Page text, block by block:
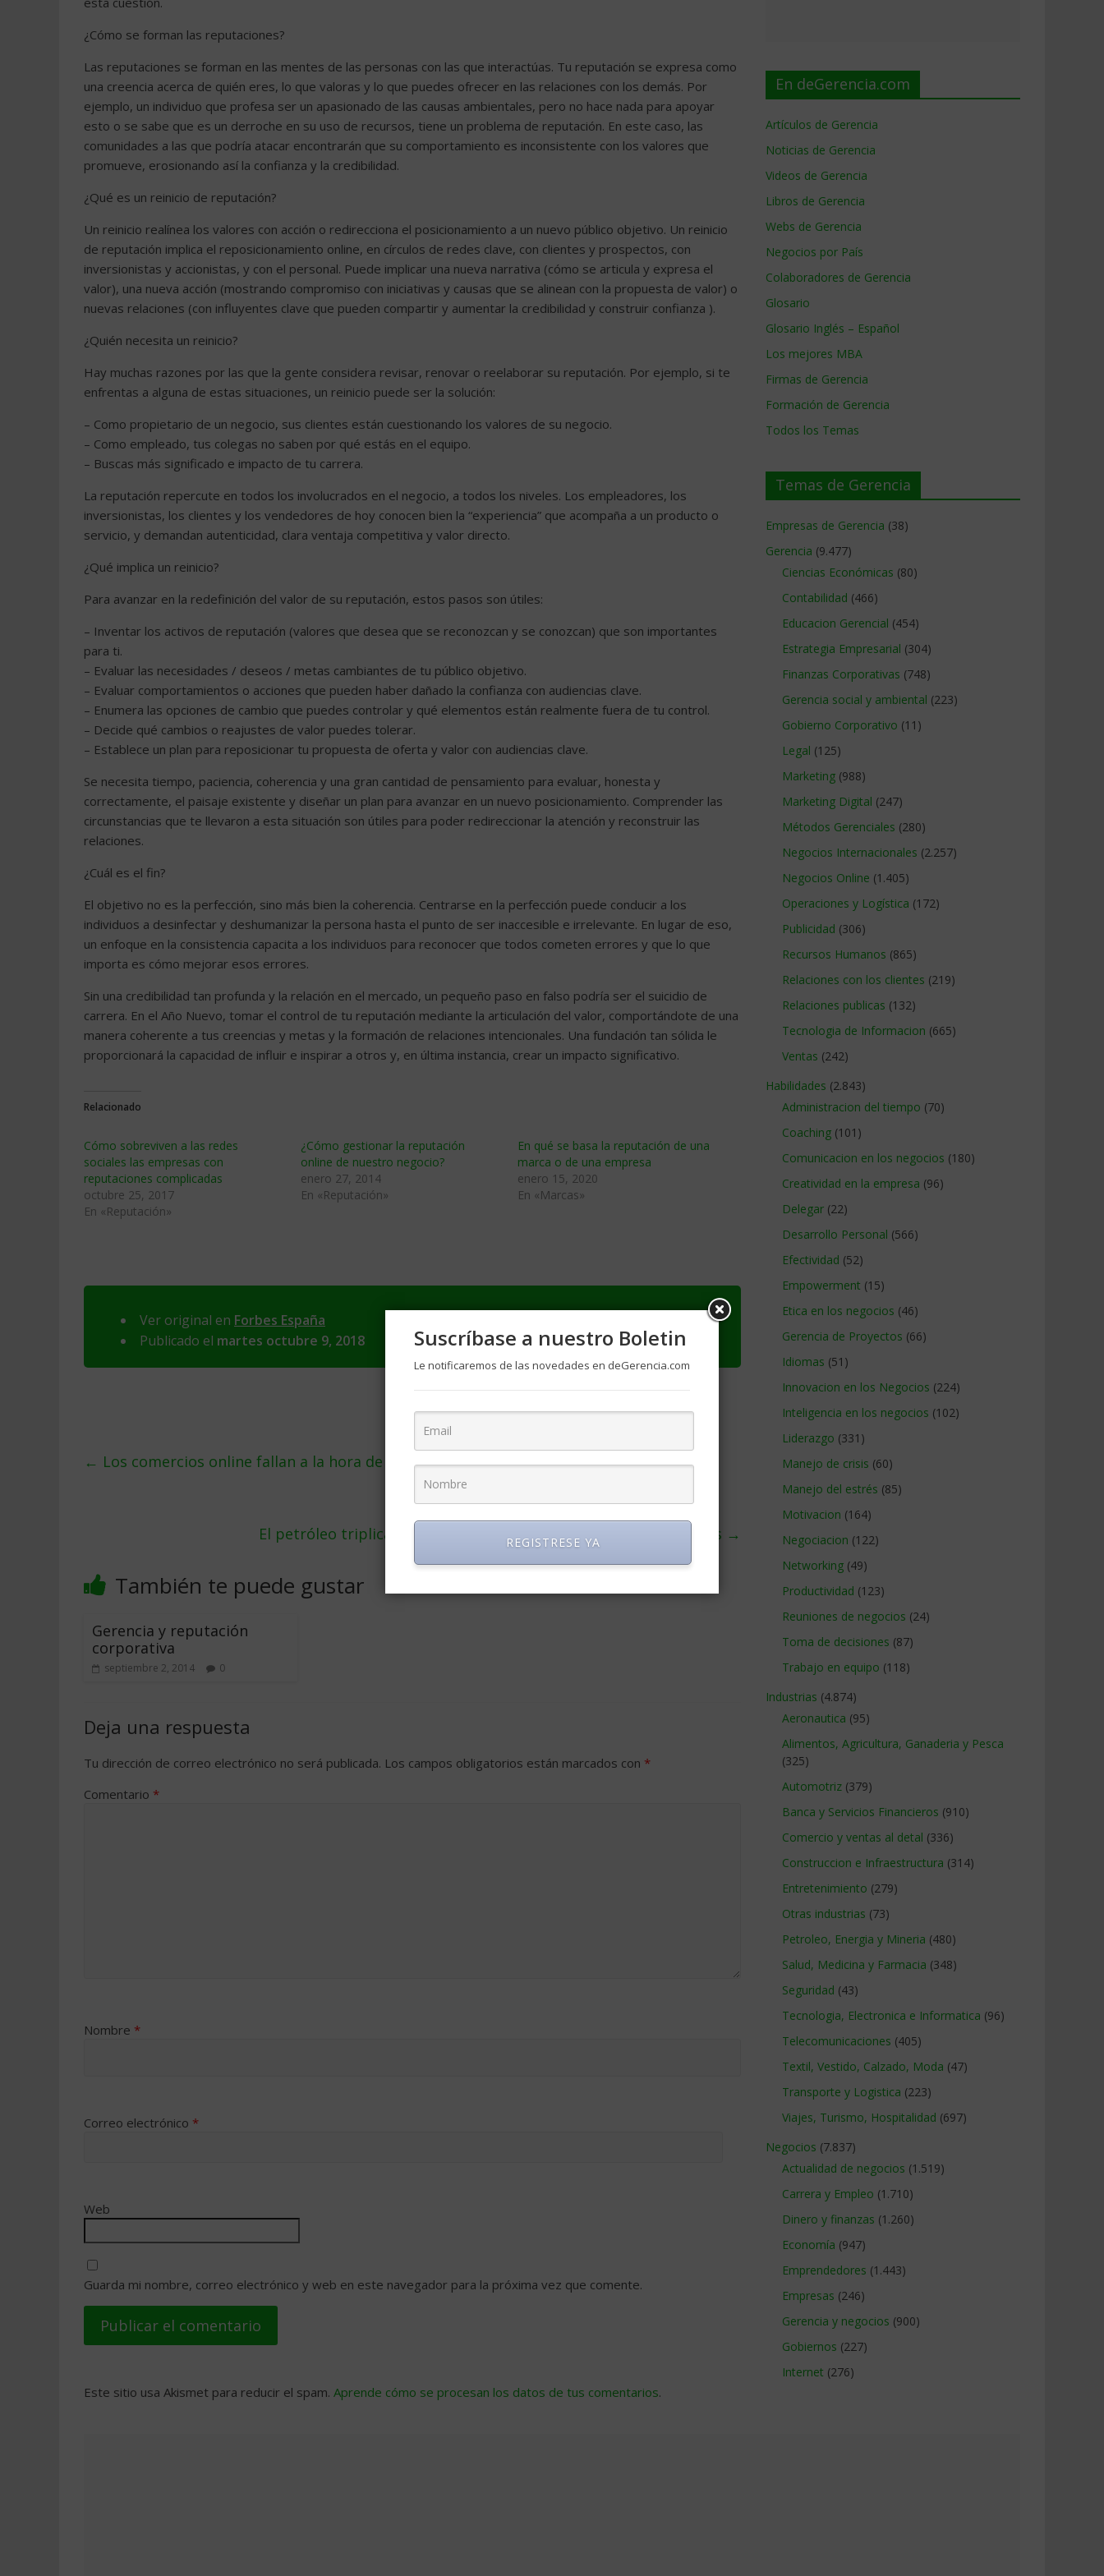
¿Cómo se forman las reputaciones?
Las reputaciones se forman en las mentes de las personas con las que interactúas. Tu reputación se expresa como
una creencia acerca de quién eres, lo que valoras y lo que puedes ofrecer en las relaciones con los demás. Por
ejemplo, un individuo que profesa ser un apasionado de las causas ambientales, pero no hace nada para apoyar
esto o se sabe que es un derroche en su uso de recursos, tiene un problema de reputación. En este caso, las
comunidades a las que podría atacar encontrarán que su comportamiento es inconsistente con los valores que
promueve, erosionando así la confianza y la credibilidad.
¿Qué es un reinicio de reputación?
Un reinicio realínea los valores con acción o redirecciona el posicionamiento a un nuevo público objetivo. Un reinicio
de reputación implica el reposicionamiento online, en círculos de redes clave, con clientes y prospectos, con
inversionistas y accionistas, y con el personal. Puede implicar una nueva narrativa (cómo se articula y expresa el
valor), una nueva acción (mostrando compromiso con iniciativas y causas que se alinean con la propuesta de valor) o
nuevas relaciones (con influyentes clave que pueden compartir y aumentar la credibilidad y construir confianza ).
¿Quién necesita un reinicio?
Hay muchas razones por las que la gente considera revisar, renovar o reelaborar su reputación. Por ejemplo, si te
enfrentas a alguna de estas situaciones, un reinicio puede ser la solución:
– Como propietario de un negocio, sus clientes están cuestionando los valores de su negocio.
– Como empleado, tus colegas no saben por qué estás en el equipo.
– Buscas más significado e impacto de tu carrera.
La reputación repercute en todos los involucrados en el negocio, a todos los niveles. Los empleadores, los
inversionistas, los clientes y los vendedores de hoy conocen bien la “experiencia” que acompaña a un producto o
servicio, y demandan autenticidad, clara ventaja competitiva y valor directo.
¿Qué implica un reinicio?
Para avanzar en la redefinición del valor de su reputación, estos pasos son útiles:
– Inventar los activos de reputación (valores que desea que se reconozcan y se conozcan) que son importantes
para ti.
– Evaluar las necesidades / deseos / metas cambiantes de tu público objetivo.
– Evaluar comportamientos o acciones que pueden haber dañado la confianza con audiencias clave.
– Enumera las opciones de cambio que puedes controlar y qué elementos están realmente fuera de tu control.
– Decide qué cambios o reajustes de valor puedes tolerar.
– Establece un plan para reposicionar tu propuesta de oferta y valor con audiencias clave.
Se necesita tiempo, paciencia, coherencia y una gran cantidad de pensamiento para evaluar, honesta y
correctamente, el paisaje existente y diseñar un plan para avanzar en un nuevo posicionamiento. Comprender las
circunstancias que te llevaron a esta situación son útiles para poder redireccionar la atención y reconstruir las
relaciones.
¿Cuál es el fin?
El objetivo no es la perfección, sino más bien la coherencia. Centrarse en la perfección puede conducir a los
individuos a desinfectar y deshumanizar la persona hasta el punto de ser inaccesible e irrelevante. En lugar de eso,
un enfoque en la consistencia capacita a los individuos para reconocer que todos cometen errores y que lo que
importa es cómo mejorar esos errores.
Sin una credibilidad tan profunda y la relación en el mercado, un pequeño paso en falso podría ser el suicidio de
carrera. En el Año Nuevo, tomar el control de tu reputación mediante la articulación del valor, comportándote de una
manera coherente a tus creencias y metas y la formación de relaciones intencionales. Una fundación tan sólida le
proporcionará la capacidad de influir e inspirar a otros y, en última instancia, crear un impacto significativo.
Relacionado
Cómo sobreviven a las redes
sociales las empresas con
reputaciones complicadas
octubre 25, 2017
En «Reputación»
¿Cómo gestionar la reputación
online de nuestro negocio?
enero 27, 2014
En «Reputación»
En qué se basa la reputación de una
marca o de una empresa
enero 15, 2020
En «Marcas»
Ver original en Forbes España
Publicado el martes octubre 9, 2018
← Los comercios online fallan a la hora de analizar las preferencias de los clientes
El petróleo triplica su precio en 3 años y apunta a los 100 dólares →
También te puede gustar
Gerencia y reputación
corporativa
septiembre 2, 2014 0
Deja una respuesta
Tu dirección de correo electrónico no será publicada. Los campos obligatorios están marcados con *
Comentario *
Nombre *
Correo electrónico *
Web
Guarda mi nombre, correo electrónico y web en este navegador para la próxima vez que comente.
Este sitio usa Akismet para reducir el spam. Aprende cómo se procesan los datos de tus comentarios.
En deGerencia.com
Artículos de Gerencia
Noticias de Gerencia
Videos de Gerencia
Libros de Gerencia
Webs de Gerencia
Negocios por País
Colaboradores de Gerencia
Glosario
Glosario Inglés – Español
Los mejores MBA
Firmas de Gerencia
Formación de Gerencia
Todos los Temas
Temas de Gerencia
Empresas de Gerencia (38)
Gerencia (9.477)
Ciencias Económicas (80)
Contabilidad (466)
Educacion Gerencial (454)
Estrategia Empresarial (304)
Finanzas Corporativas (748)
Gerencia social y ambiental (223)
Gobierno Corporativo (11)
Legal (125)
Marketing (988)
Marketing Digital (247)
Métodos Gerenciales (280)
Negocios Internacionales (2.257)
Negocios Online (1.405)
Operaciones y Logística (172)
Publicidad (306)
Recursos Humanos (865)
Relaciones con los clientes (219)
Relaciones publicas (132)
Tecnologia de Informacion (665)
Ventas (242)
Habilidades (2.843)
Administracion del tiempo (70)
Coaching (101)
Comunicacion en los negocios (180)
Creatividad en la empresa (96)
Delegar (22)
Desarrollo Personal (566)
Efectividad (52)
Empowerment (15)
Etica en los negocios (46)
Gerencia de Proyectos (66)
Idiomas (51)
Innovacion en los Negocios (224)
Inteligencia en los negocios (102)
Liderazgo (331)
Manejo de crisis (60)
Manejo del estrés (85)
Motivacion (164)
Negociacion (122)
Networking (49)
Productividad (123)
Reuniones de negocios (24)
Toma de decisiones (87)
Trabajo en equipo (118)
Industrias (4.874)
Aeronautica (95)
Alimentos, Agricultura, Ganaderia y Pesca
(325)
Automotriz (379)
Banca y Servicios Financieros (910)
Comercio y ventas al detal (336)
Construccion e Infraestructura (314)
Entretenimiento (279)
Otras industrias (73)
Petroleo, Energia y Mineria (480)
Salud, Medicina y Farmacia (348)
Seguridad (43)
Tecnologia, Electronica e Informatica (96)
Telecomunicaciones (405)
Textil, Vestido, Calzado, Moda (47)
Transporte y Logistica (223)
Viajes, Turismo, Hospitalidad (697)
Negocios (7.837)
Actualidad de negocios (1.519)
Carrera y Empleo (1.710)
Dinero y finanzas (1.260)
Economía (947)
Emprendedores (1.443)
Empresas (246)
Gerencia y negocios (900)
Gobiernos (227)
Internet (276)
Suscríbase a nuestro Boletin
Le notificaremos de las novedades en deGerencia.com
REGISTRESE YA